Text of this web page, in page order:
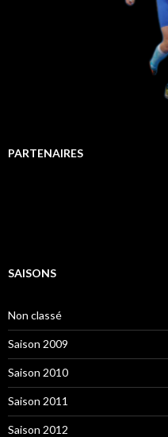
PARTENAIRES
SAISONS
Non classé
Saison 2009
Saison 2010
Saison 2011
Saison 2012